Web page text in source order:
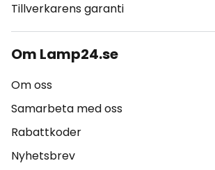
Tillverkarens garanti
Om Lamp24.se
Om oss
Samarbeta med oss
Rabattkoder
Nyhetsbrev